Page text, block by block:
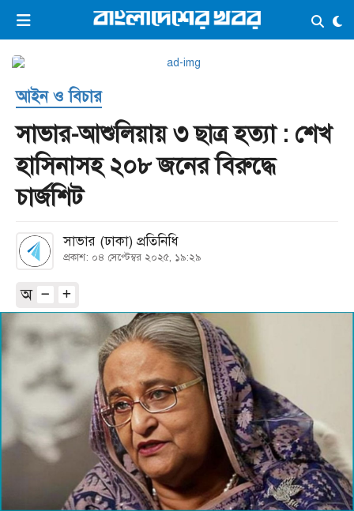
ভিডিও ই-পেপার লগইন ×
প্রচ্ছদ
সর্বশেষ
সব বিভাগ
কনভার্টার
আইন ও বিচার
সাভার-আশুলিয়ায় ৩ ছাত্র হত্যা : শেখ
হাসিনাসহ ২০৮ জনের বিরুদ্ধে
চার্জশিট
সাভার (ঢাকা) প্রতিনিধি
প্রকাশ: ০৪ সেপ্টেম্বর ২০২৫, ১৯:২৯
অ